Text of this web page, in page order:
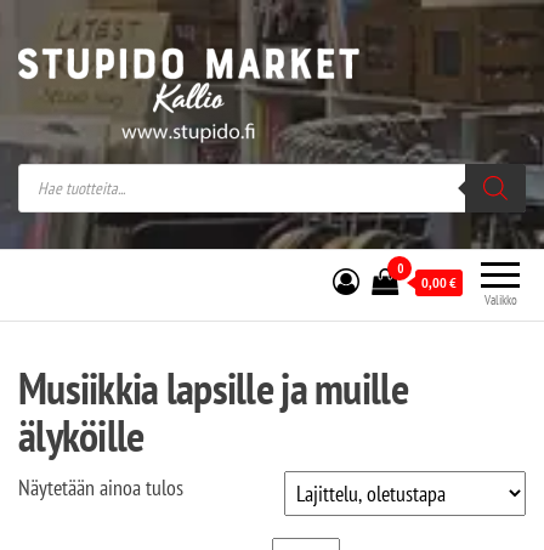
Stupido Market – verkossa ja kivijalassa
Stupido Market on vaihtoehtomusaan
erikoistunut verkko- sekä
kivijalkakauppa Helsingissä Kallion
sydämessä.
Valikko
0
0,00€
Musiikkia lapsille ja muille
älyköille
Näytetään ainoa tulos